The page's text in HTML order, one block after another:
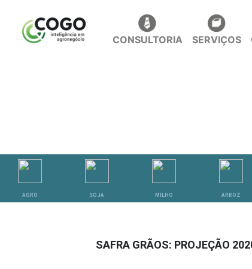
CONSULTORIA SERVIÇOS
AGRO SOJA MILHO ARROZ
SAFRA GRÃOS: PROJEÇÃO